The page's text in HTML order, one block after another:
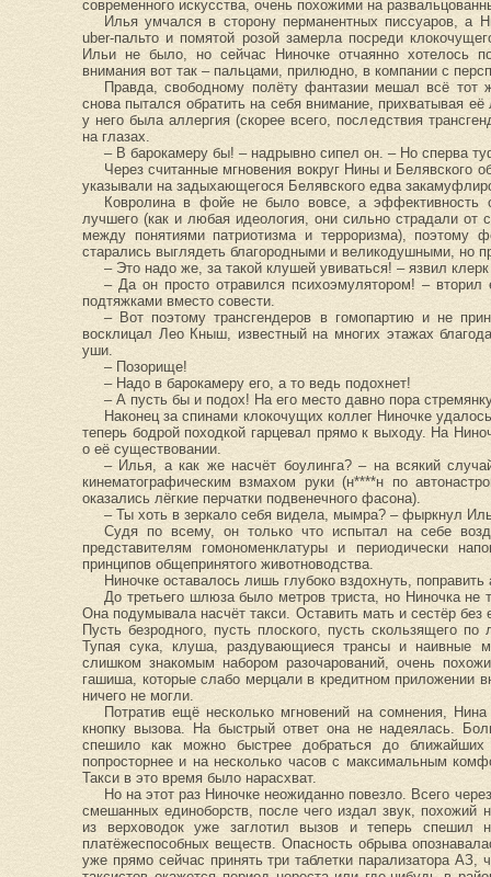
современного искусства, очень похожими на
Илья умчался в сторону перманентных писсуаров, а
uber-пальто и помятой розой замерла посреди
Ильи не было, но сейчас Ниночке отчаянно хотелось
внимания вот так – пальцами, прилюдно, в компании с
Правда, свободному полёту фантазии мешал всё
снова пытался обратить на себя внимание, прихватывая
у него была аллергия (скорее всего, последствия
на глазах.
– В барокамеру бы! – надрывно сипел он. – Но сперва
Через считанные мгновения вокруг Нины и Белявского
указывали на задыхающегося Белявского едва
Ковролина в фойе не было вовсе, а эффективность
лучшего (как и любая идеология, они сильно страдали от
между понятиями патриотизма и терроризма),
старались выглядеть благородными и великодушными, но
– Это надо же, за такой клушей увиваться! – язвил
– Да он просто отравился психоэмулятором! –
подтяжками вместо совести.
– Вот поэтому трансгендеров в гомопартию и не
восклицал Лео Кныш, известный на многих этажах
уши.
– Позорище!
– Надо в барокамеру его, а то ведь подохнет!
– А пусть бы и подох! На его место давно пора
Наконец за спинами клокочущих коллег Ниночке
теперь бодрой походкой гарцевал прямо к выходу. На
о её существовании.
– Илья, а как же насчёт боулинга? – на всякий
кинематографическим взмахом руки (н****н по
оказались лёгкие перчатки подвенечного фасона).
– Ты хоть в зеркало себя видела, мымра? – фыркнул
Судя по всему, он только что испытал на себе
представителям гомономенклатуры и периодически
принципов общепринятого животноводства.
Ниночке оставалось лишь глубоко вздохнуть,
До третьего шлюза было метров триста, но Ниночка не
Она подумывала насчёт такси. Оставить мать и сестёр
Пусть безродного, пусть плоского, пусть скользящего
Тупая сука, клуша, раздувающиеся трансы и наивные
слишком знакомым набором разочарований, очень
гашиша, которые слабо мерцали в кредитном приложении
ничего не могли.
Потратив ещё несколько мгновений на сомнения,
кнопку вызова. На быстрый ответ она не надеялась.
спешило как можно быстрее добраться до ближайших
попросторнее и на несколько часов с максимальным
Такси в это время было нарасхват.
Но на этот раз Ниночке неожиданно повезло. Всего
смешанных единоборств, после чего издал звук, похожий
из верховодок уже заглотил вызов и теперь спешил
платёжеспособных веществ. Опасность обрыва
уже прямо сейчас принять три таблетки парализатора